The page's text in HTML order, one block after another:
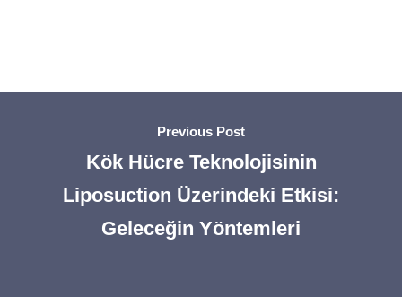
Previous Post
Kök Hücre Teknolojisinin
Liposuction Üzerindeki Etkisi:
Geleceğin Yöntemleri